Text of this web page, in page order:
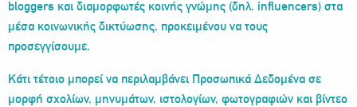
bloggers και διαμορφωτές κοινής γνώμης (δηλ. influencers) στα
μέσα κοινωνικής δικτύωσης, προκειμένου να τους
προσεγγίσουμε.
Κάτι τέτοιο μπορεί να περιλαμβάνει Προσωπικά Δεδομένα σε
μορφή σχολίων, μηνυμάτων, ιστολογίων, φωτογραφιών και βίντεο